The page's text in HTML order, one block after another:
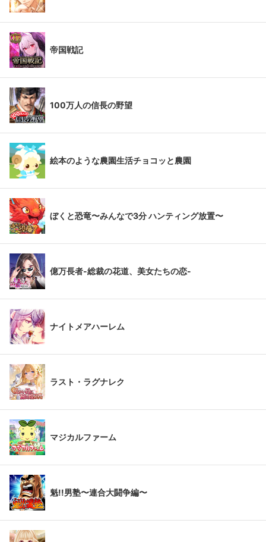
帝国戦記
100万人の信長の野望
絵本のような農園生活チョコッと農園
ぼくと恐竜〜みんなで3分 ハンティング放置〜
億万長者-総裁の花道、美女たちの恋-
ナイトメアハーレム
ラスト・ラグナレク
マジカルファーム
魁!!男塾〜連合大闘争編〜